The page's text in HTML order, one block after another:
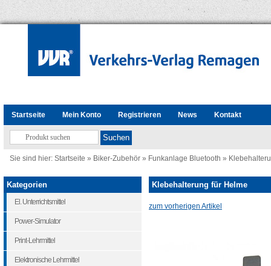
Startseite Mein Konto Registrieren News Kontakt
Sie sind hier: Startseite » Biker-Zubehör » Funkanlage Bluetooth »
Klebehalterung für Helme
zum vorherigen Artikel
Kategorien
El. Unterrichtsmittel
Power-Simulator
Print-Lehrmittel
Elektronische Lehrmittel